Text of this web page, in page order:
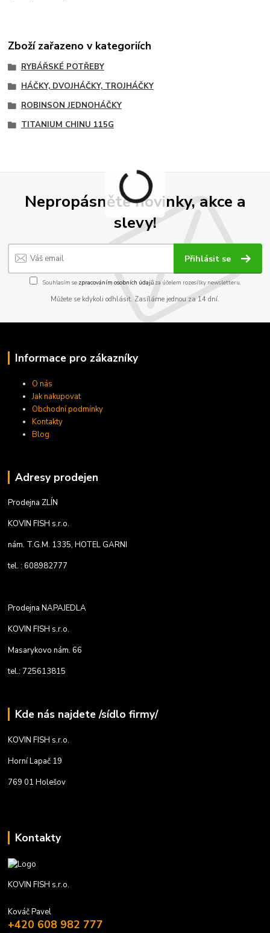
Zboží zařazeno v kategoriích
RYBÁŘSKÉ POTŘEBY
HÁČKY, DVOJHÁČKY, TROJHÁČKY
ROBINSON JEDNOHÁČKY
TITANIUM CHINU 115G
Nepropásněte novinky, akce a
slevy!
Přihlásit se
Souhlasím se zpracováním osobních údajůza účelem rozesílky newsletteru.
Můžete se kdykoli odhlásit. Zasíláme jednou za 14 dní.
Informace pro zákazníky
O nás
Jak nakupovat
Obchodní podmínky
Kontakty
Blog
Adresy prodejen
Prodejna ZLÍN
KOVIN FISH s.r.o.
nám. T.G.M. 1335, HOTEL GARNI
tel. : 608982777
Prodejna NAPAJEDLA
KOVIN FISH s.r.o.
Masarykovo nám. 66
tel.: 725613815
Kde nás najdete /sídlo firmy/
KOVIN FISH s.r.o.
Horní Lapač 19
769 01 Holešov
Kontakty
KOVIN FISH s.r.o.
Kováč Pavel
+420 608 982 777